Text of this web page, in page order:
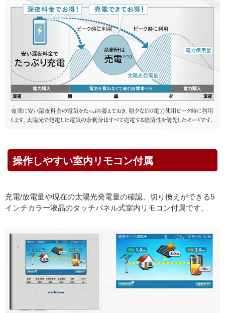
操作しやすい室内リモコン付属
充電/放電量や現在の太陽光発電量の確認、切り換えができる5
インチカラー液晶のタッチパネル式室内リモコン付属です。